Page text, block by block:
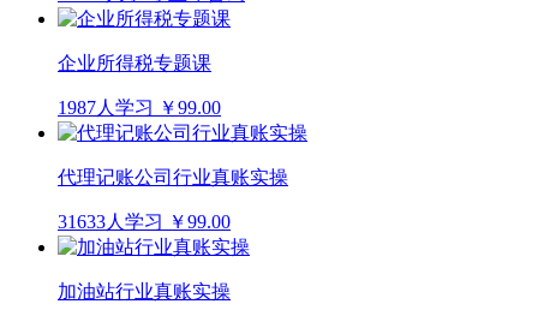
企业所得税专题课
1987人学习 ￥99.00
代理记账公司行业真账实操
31633人学习 ￥99.00
加油站行业真账实操